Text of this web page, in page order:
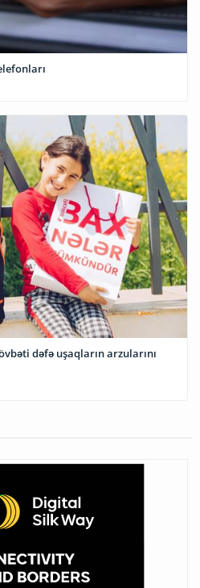
dəfə uşaqların arzularını